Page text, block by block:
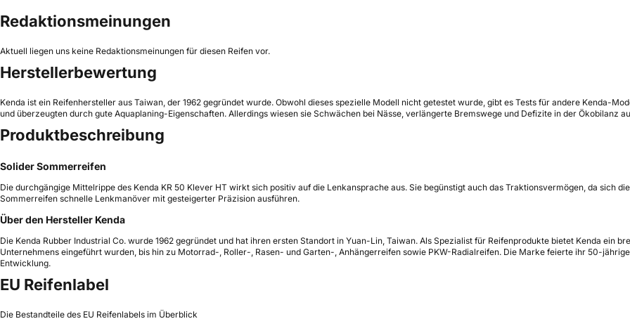
Redaktionsmeinungen
Aktuell liegen uns keine Redaktionsmeinungen für diesen Reifen vor.
Herstellerbewertung
Kenda ist ein Reifenhersteller aus Taiwan, der 1962 gegründet wurde. Obwohl dieses spezielle Modell nicht getestet wurde, gibt es Tests für andere Kenda-
und überzeugten durch gute Aquaplaning-Eigenschaften. Allerdings wiesen sie Schwächen bei Nässe, verlängerte Bremswege und Defizite in der Ökobilanz
Produktbeschreibung
Solider Sommerreifen
Die durchgängige Mittelrippe des Kenda KR 50 Klever HT wirkt sich positiv auf die Lenkansprache aus. Sie begünstigt auch das Traktionsvermögen, da sich
Sommerreifen schnelle Lenkmanöver mit gesteigerter Präzision ausführen.
Über den Hersteller Kenda
Die Kenda Rubber Industrial Co. wurde 1962 gegründet und hat ihren ersten Standort in Yuan-Lin, Taiwan. Als Spezialist für Reifenprodukte bietet Kenda ein
Unternehmens eingeführt wurden, bis hin zu Motorrad-, Roller-, Rasen- und Garten-, Anhängerreifen sowie PKW-Radialreifen. Die Marke feierte ihr 50-
Entwicklung.
EU Reifenlabel
Die Bestandteile des EU Reifenlabels im Überblick